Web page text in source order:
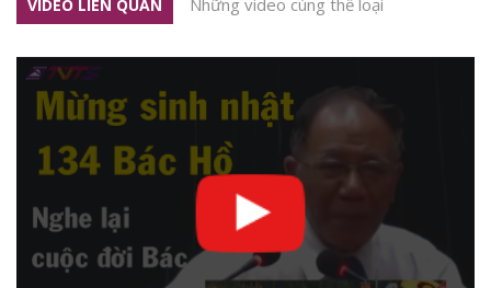
VIDEO LIÊN QUAN Những video cùng thể loại